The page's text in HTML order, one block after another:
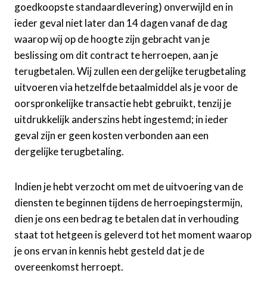
goedkoopste standaardlevering) onverwijld en in
ieder geval niet later dan 14 dagen vanaf de dag
waarop wij op de hoogte zijn gebracht van je
beslissing om dit contract te herroepen, aan je
terugbetalen. Wij zullen een dergelijke terugbetaling
uitvoeren via hetzelfde betaalmiddel als je voor de
oorspronkelijke transactie hebt gebruikt, tenzij je
uitdrukkelijk anderszins hebt ingestemd; in ieder
geval zijn er geen kosten verbonden aan een
dergelijke terugbetaling.
Indien je hebt verzocht om met de uitvoering van de
diensten te beginnen tijdens de herroepingstermijn,
dien je ons een bedrag te betalen dat in verhouding
staat tot hetgeen is geleverd tot het moment waarop
je ons ervan in kennis hebt gesteld dat je de
overeenkomst herroept.